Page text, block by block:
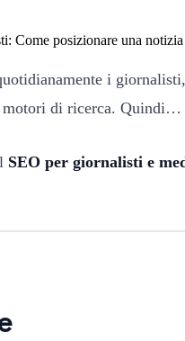
i
di ricerca. Quindi…
SEO per giornalisti e